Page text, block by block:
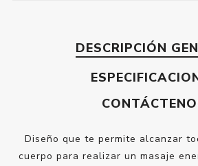
DESCRIPCIÓN
Diseño que te permite alcanzar
cuerpo para realizar un masaje